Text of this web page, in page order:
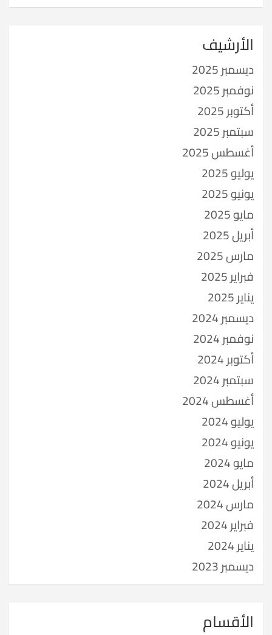
الأرشيف
ديسمبر 2025
نوفمبر 2025
أكتوبر 2025
سبتمبر 2025
أغسطس 2025
يوليو 2025
يونيو 2025
مايو 2025
أبريل 2025
مارس 2025
فبراير 2025
يناير 2025
ديسمبر 2024
نوفمبر 2024
أكتوبر 2024
سبتمبر 2024
أغسطس 2024
يوليو 2024
يونيو 2024
مايو 2024
أبريل 2024
مارس 2024
فبراير 2024
يناير 2024
ديسمبر 2023
الأقسام